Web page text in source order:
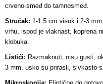
crveno-smeđ do tamnosmeđ.
Stručak: 1-1.5 cm visok i 2-3
vrhu, ispod je vlaknast, koprena
klobuka.
Listići: Razmaknuti, nisu gusti,
3 mm, usko su prirasli, sivkasto-